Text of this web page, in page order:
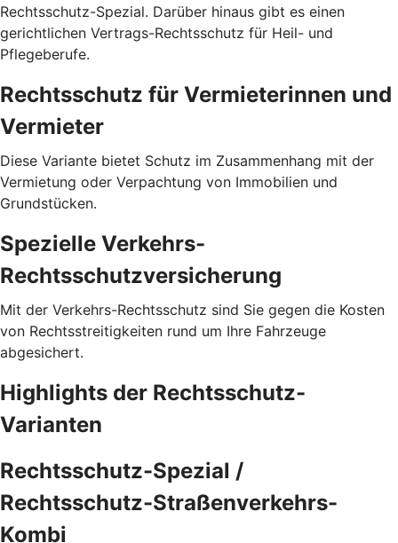
Rechtsschutz-Spezial. Darüber hinaus gibt es einen
gerichtlichen Vertrags-Rechtsschutz für Heil- und
Pflegeberufe.
Rechtsschutz für Vermieterinnen und
Vermieter
Diese Variante bietet Schutz im Zusammenhang mit der
Vermietung oder Verpachtung von Immobilien und
Grundstücken.
Spezielle Verkehrs-
Rechtsschutzversicherung
Mit der Verkehrs-Rechtsschutz sind Sie gegen die Kosten
von Rechtsstreitigkeiten rund um Ihre Fahrzeuge
abgesichert.
Highlights der Rechtsschutz-
Varianten
Rechtsschutz-Spezial /
Rechtsschutz-Straßenverkehrs-
Kombi